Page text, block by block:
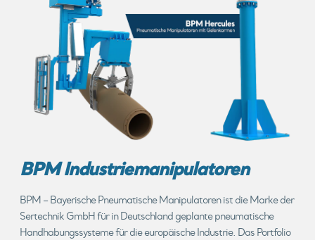
BPM Industriemanipulatoren
BPM – Bayerische Pneumatische Manipulatoren ist die Marke der
Sertechnik GmbH für in Deutschland geplante pneumatische
Handhabungssysteme für die europäische Industrie. Das Portfolio